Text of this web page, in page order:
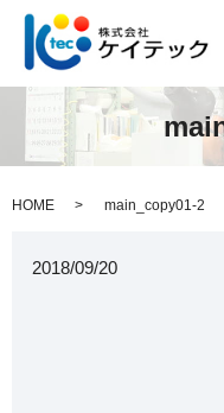
HOME main_copy01-2
2018/09/20